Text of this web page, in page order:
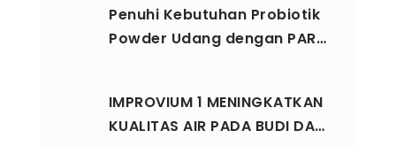
Penuhi Kebutuhan Probiotik
Powder Udang dengan PAR…
IMPROVIUM 1 MENINGKATKAN
KUALITAS AIR PADA BUDI DA…